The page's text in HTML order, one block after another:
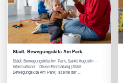
Städt. Bewegungskita Am Park
Städt. Bewegungskita Am Park, Sankt Augustin -
Informationen Diese Einrichtung (Städt.
Bewegungskita Am Park) ist eine der …